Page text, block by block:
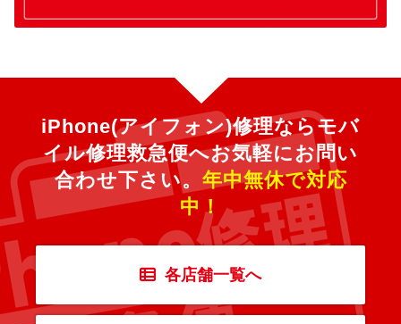
iPhone(アイフォン)修理ならモバ
イル修理救急便へお気軽にお問い
合わせ下さい。 年中無休で対応
中！
各店舗一覧へ